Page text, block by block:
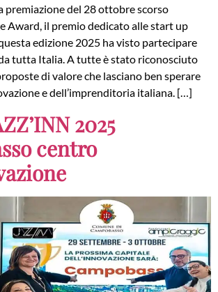
premiazione del 28 ottobre scorso
Award, il premio dedicato alle start up
edizione 2025 ha visto partecipare
tutta Italia. A tutte è stato riconosciuto
di valore che lasciano ben sperare
e dell’imprenditoria italiana. […]
2025
centro